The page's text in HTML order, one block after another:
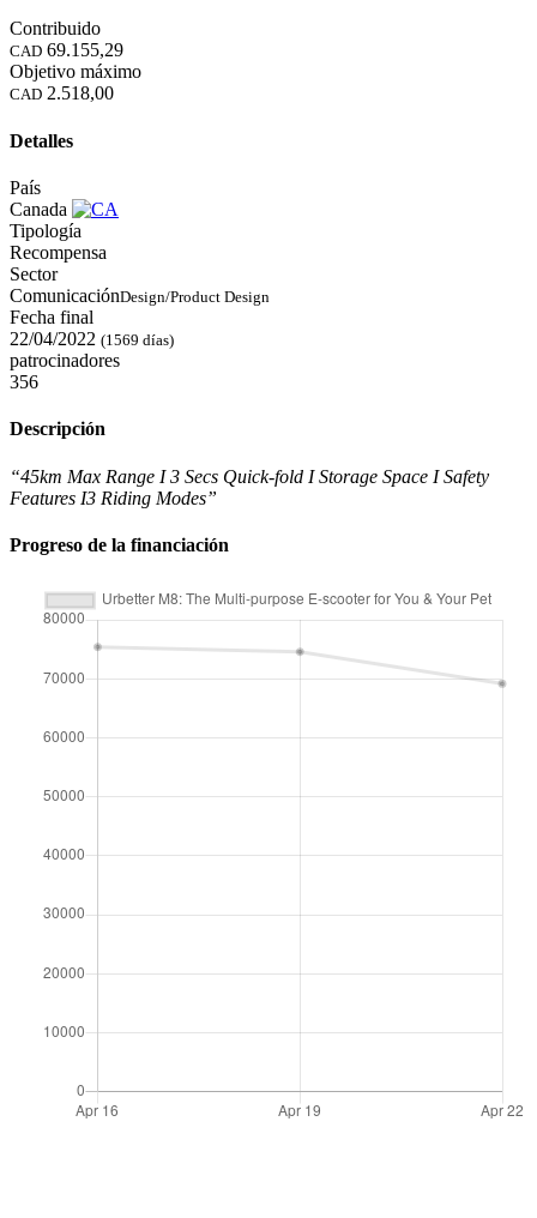
Contribuido
CAD 69.155,29
Objetivo máximo
CAD 2.518,00
Detalles
País
Canada
Tipología
Recompensa
Sector
ComunicaciónDesign/Product Design
Fecha final
22/04/2022 (1569 días)
patrocinadores
356
Descripción
“45km Max Range I 3 Secs Quick-fold I Storage Space I Safety
Features I3 Riding Modes”
Progreso de la financiación